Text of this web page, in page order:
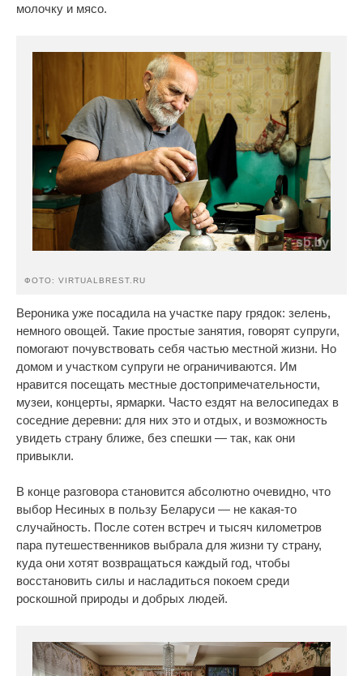
молочку и мясо.
ФОТО: VIRTUALBREST.RU
Вероника уже посадила на участке пару грядок: зелень,
немного овощей. Такие простые занятия, говорят супруги,
помогают почувствовать себя частью местной жизни. Но
домом и участком супруги не ограничиваются. Им
нравится посещать местные достопримечательности,
музеи, концерты, ярмарки. Часто ездят на велосипедах в
соседние деревни: для них это и отдых, и возможность
увидеть страну ближе, без спешки — так, как они
привыкли.
В конце разговора становится абсолютно очевидно, что
выбор Несиных в пользу Беларуси — не какая‑то
случайность. После сотен встреч и тысяч километров
пара путешественников выбрала для жизни ту страну,
куда они хотят возвращаться каждый год, чтобы
восстановить силы и насладиться покоем среди
роскошной природы и добрых людей.